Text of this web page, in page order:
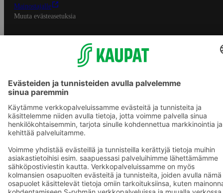
Mainostajalle
Muuta evästeasetuksia
S-ryhmän palvelut
S-ryhmä
Asiakasomistajuus
Yhteishyvä Ruoka -sovellus
S-ostoslista -sovellus
Prisma.fi
Sokos.fi
S-Pankki
Yhteishyvä
Sokos Hotels
Raflaamo